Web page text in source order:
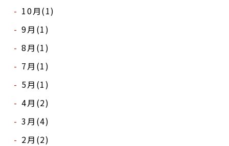
10月(1)
9月(1)
8月(1)
7月(1)
5月(1)
4月(2)
3月(4)
2月(2)